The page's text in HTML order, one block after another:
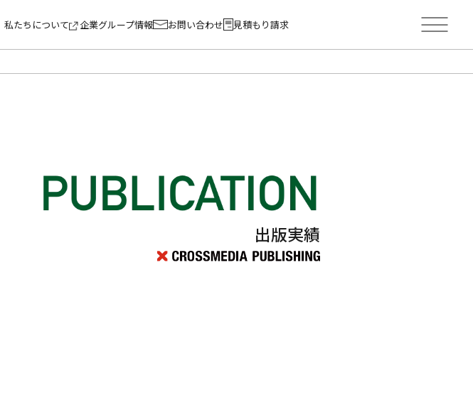
私たちについて 企業グループ情報 お問い合わせ 見積もり請求
出版実績